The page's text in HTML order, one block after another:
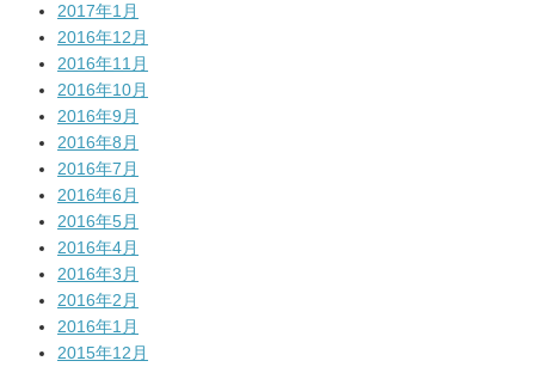
2017年1月
2016年12月
2016年11月
2016年10月
2016年9月
2016年8月
2016年7月
2016年6月
2016年5月
2016年4月
2016年3月
2016年2月
2016年1月
2015年12月